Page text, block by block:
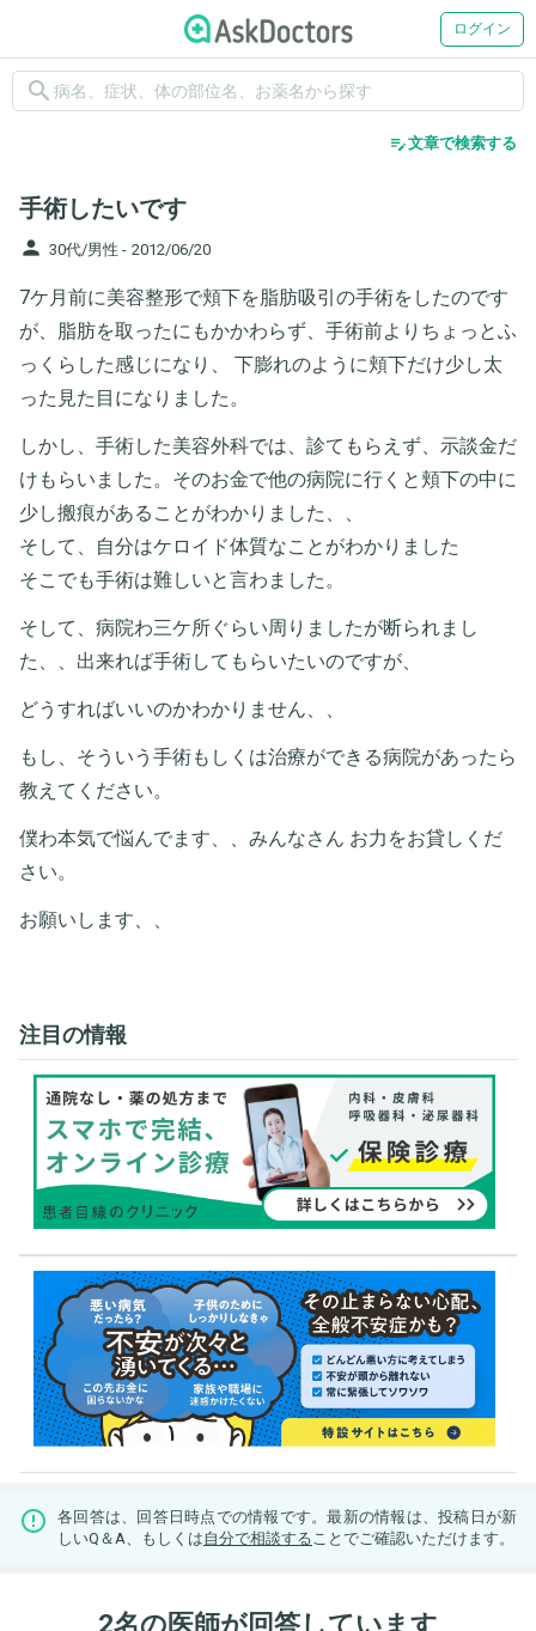
ログイン
search
edit_note文章で検索する
手術したいです
person 30代/男性 - 2012/06/20
7ケ月前に美容整形で頬下を脂肪吸引の手術をしたのです
が、脂肪を取ったにもかかわらず、手術前よりちょっとふ
っくらした感じになり、 下膨れのように頬下だけ少し太
った見た目になりました。
しかし、手術した美容外科では、診てもらえず、示談金だ
けもらいました。そのお金で他の病院に行くと頬下の中に
少し搬痕があることがわかりました、、
そして、自分はケロイド体質なことがわかりました
そこでも手術は難しいと言わました。
そして、病院わ三ケ所ぐらい周りましたが断られまし
た、、出来れば手術してもらいたいのですが、
どうすればいいのかわかりません、、
もし、そういう手術もしくは治療ができる病院があったら
教えてください。
僕わ本気で悩んでます、、みんなさん お力をお貸しくだ
さい。
お願いします、、
注目の情報
各回答は、回答日時点での情報です。最新の情報は、投稿日が新
しいQ＆A、もしくは自分で相談する ことでご確認いただけます。
2名の医師が回答しています